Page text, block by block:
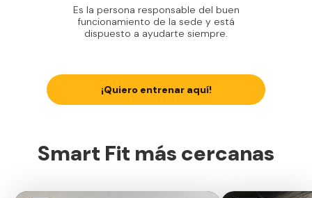
Es la persona responsable del buen
funcionamiento de la sede y está
dispuesto a ayudarte siempre.
¡Quiero entrenar aquí!
Smart Fit más cercanas